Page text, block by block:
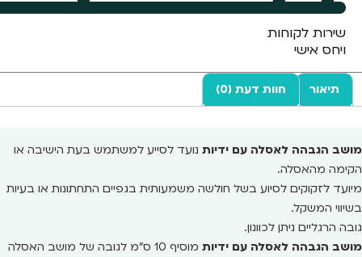
שירות לקוחות
ויחס אישי
תיאור חוות דעת (0)
מושב הגבהה לאסלה עם ידיות נועד לסייע למשתמש בעת הישיבה או
הקימה מהאסלה.
מיועד לזקוקים לסיוע בשל חולשה משמעותית בגפיים התחתונות או בעיות
בשיווי המשקל.
גובה הרגליים ניתן לכוונון.
מושב הגבהה לאסלה עם ידיות
מוסיף 10 ס"מ לגובה של מושב האסלה